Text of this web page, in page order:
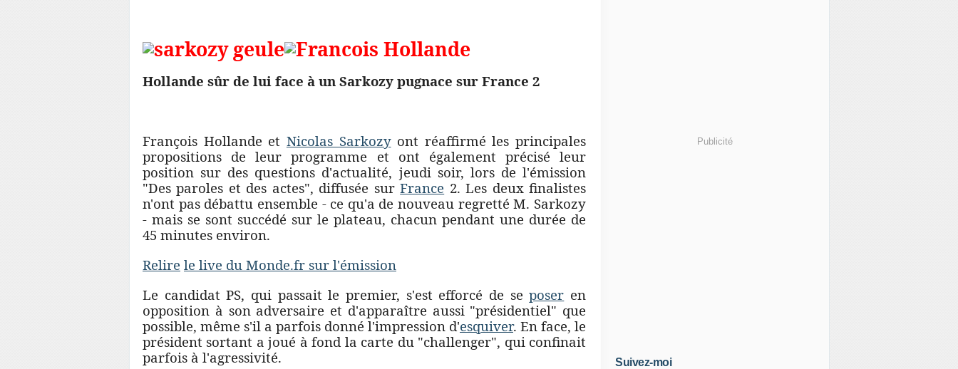
Hollande sûr de lui face à un Sarkozy pugnace sur France 2
François Hollande et Nicolas Sarkozyont réaffirmé les principales
propositions de leur programme et ont également précisé leur
position sur des questions d'actualité, jeudi soir, lors de l'émission
"Des paroles et des actes", diffusée surFrance 2. Les deux finalistes
n'ont pas débattu ensemble - ce qu'a de nouveau regretté M. Sarkozy
- mais se sont succédé sur le plateau, chacun pendant une durée de
45 minutes environ.
Relire le live du Monde.fr sur l'émission
Le candidat PS, qui passait le premier, s'est efforcé de seposer en
opposition à son adversaire et d'apparaître aussi "présidentiel" que
possible, même s'il a parfois donné l'impression d'esquiver. En face, le
président sortant a joué à fond la carte du "challenger", qui confinait
parfois à l'agressivité.
Publicité
Suivez-moi